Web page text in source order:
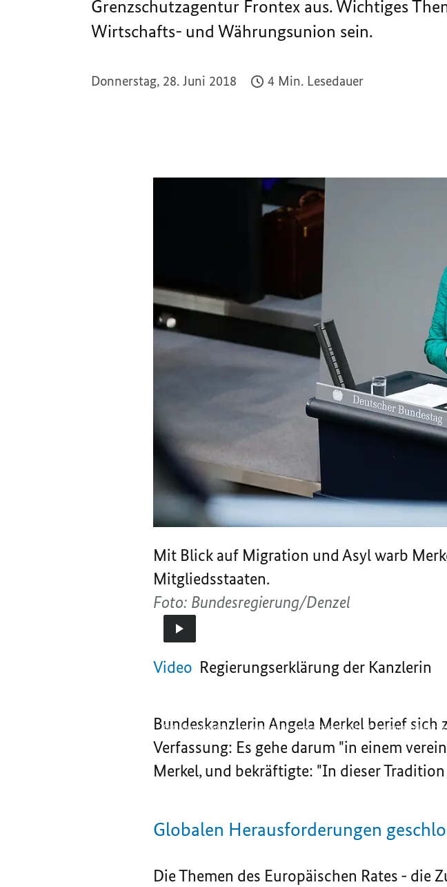
Grenzschutzagentur Frontex aus. Wichtiges
Wirtschafts- und Währungsunion sein.
Donnerstag, 28. Juni 2018 4 Min. Lesedauer
Mit Blick auf Migration und Asyl warb
Mitgliedsstaaten.
Foto: Bundesregierung/Denzel
Video-
Player:
Regierungserklärung
Media error: Format(s) not supported or
Datei herunterladen: https://video.bundesregierung.de/bpa/
Datei herunterladen: https://video.bundesregierung.de/bpa/
Video Regierungserklärung der Kanzlerin
Bundeskanzlerin Angela Merkel berief
Verfassung: Es gehe darum "in einem
Merkel, und bekräftigte: "In dieser
Globalen Herausforderungen
Die Themen des Europäischen Rates -